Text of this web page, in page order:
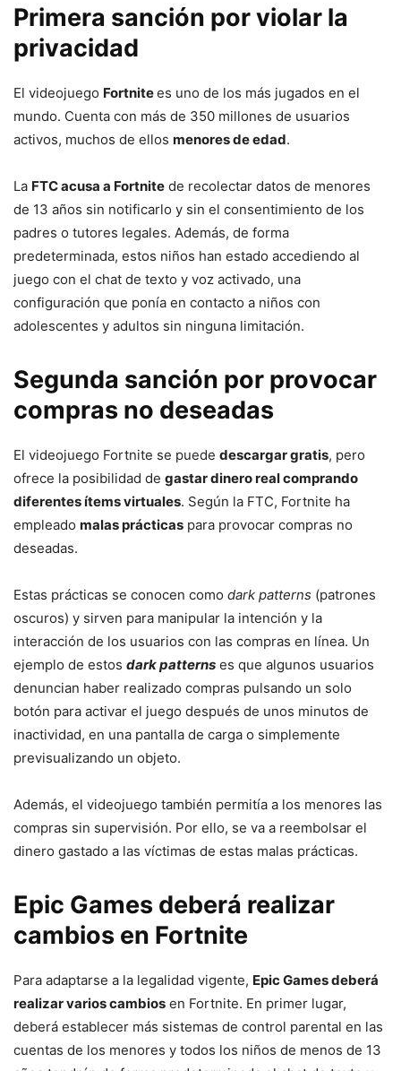
Primera sanción por violar la
privacidad
El videojuego Fortnitees uno de los más jugados en el
mundo. Cuenta con más de 350 millones de usuarios
activos, muchos de ellos menores de edad.
La FTC acusa a Fortnite de recolectar datos de menores
de 13 años sin notificarlo y sin el consentimiento de los
padres o tutores legales. Además, de forma
predeterminada, estos niños han estado accediendo al
juego con el chat de texto y voz activado, una
configuración que ponía en contacto a niños con
adolescentes y adultos sin ninguna limitación.
Segunda sanción por provocar
compras no deseadas
El videojuego Fortnite se puede descargar gratis, pero
ofrece la posibilidad de gastar dinero real comprando
diferentes ítems virtuales. Según la FTC, Fortnite ha
empleado malas prácticas para provocar compras no
deseadas.
Estas prácticas se conocen como dark patterns (patrones
oscuros) y sirven para manipular la intención y la
interacción de los usuarios con las compras en línea. Un
ejemplo de estos dark patterns es que algunos usuarios
denuncian haber realizado compras pulsando un solo
botón para activar el juego después de unos minutos de
inactividad, en una pantalla de carga o simplemente
previsualizando un objeto.
Además, el videojuego también permitía a los menores las
compras sin supervisión. Por ello, se va a reembolsar el
dinero gastado a las víctimas de estas malas prácticas.
Epic Games deberá realizar
cambios en Fortnite
Para adaptarse a la legalidad vigente, Epic Games deberá
realizar varios cambios en Fortnite. En primer lugar,
deberá establecer más sistemas de control parental en las
cuentas de los menores y todos los niños de menos de 13